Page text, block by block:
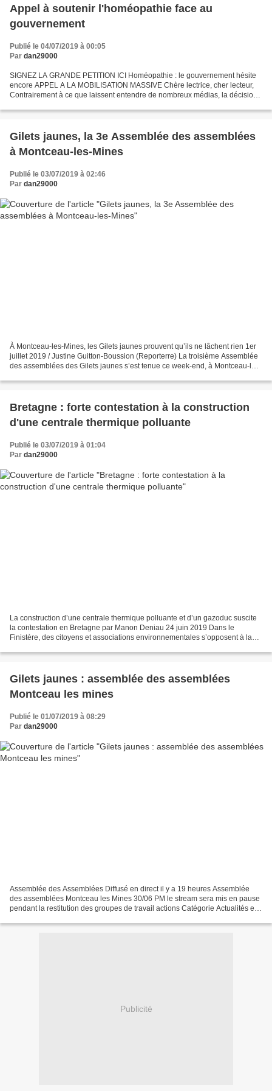
Appel à soutenir l'homéopathie face au
gouvernement
Publié le 04/07/2019 à 00:05
Par dan29000
SIGNEZ LA GRANDE PETITION ICI Homéopathie : le gouvernement hésite
encore APPEL A LA MOBILISATION MASSIVE Chère lectrice, cher lecteur,
Contrairement à ce que laissent entendre de nombreux médias, la décision
Gilets jaunes, la 3e Assemblée des assemblées
à Montceau-les-Mines
Publié le 03/07/2019 à 02:46
Par dan29000
À Montceau-les-Mines, les Gilets jaunes prouvent qu’ils ne lâchent rien 1er
juillet 2019 / Justine Guitton-Boussion (Reporterre) La troisième Assemblée
des assemblées des Gilets jaunes s’est tenue ce week-end, à Montceau-les-
Bretagne : forte contestation à la construction
d'une centrale thermique polluante
Publié le 03/07/2019 à 01:04
Par dan29000
La construction d’une centrale thermique polluante et d’un gazoduc suscite
la contestation en Bretagne par Manon Deniau 24 juin 2019 Dans le
Finistère, des citoyens et associations environnementales s’opposent à la
Gilets jaunes : assemblée des assemblées
Montceau les mines
Publié le 01/07/2019 à 08:29
Par dan29000
Assemblée des Assemblées Diffusé en direct il y a 19 heures Assemblée
des assemblées Montceau les Mines 30/06 PM le stream sera mis en pause
pendant la restitution des groupes de travail actions Catégorie Actualités et
Publicité